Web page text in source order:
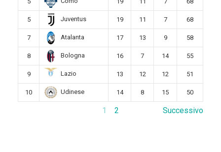
5 Juventus 19 11 7 68
7 Atalanta 17 13 9 58
8 Bologna 16 7 14 55
9 Lazio 13 12 12 51
10 Udinese 14 8 15 50
1 2 Successivo